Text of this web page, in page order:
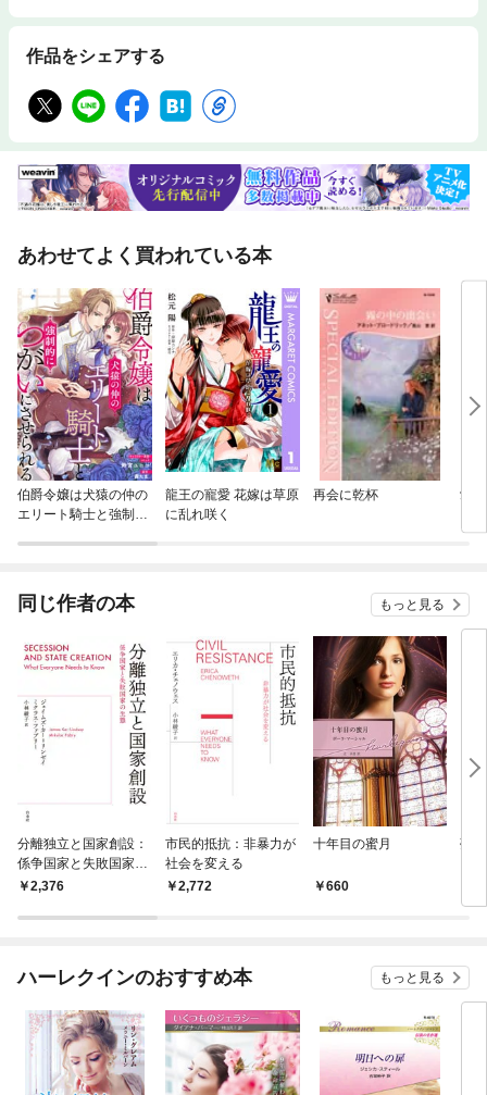
作品をシェアする
あわせてよく買われている本
伯爵令嬢は犬猿の仲の
エリート騎士と強制的
龍王の寵愛 花嫁は草原
に乱れ咲く
再会に乾杯 愛
同じ作者の本 もっと見る
分離独立と国家創設：
係争国家と失敗国家の
生態2,376
市民的抵抗：非暴力が
社会を変える
2,772
十年目の蜜月
660
夢
ハーレクインのおすすめ本 もっと見る